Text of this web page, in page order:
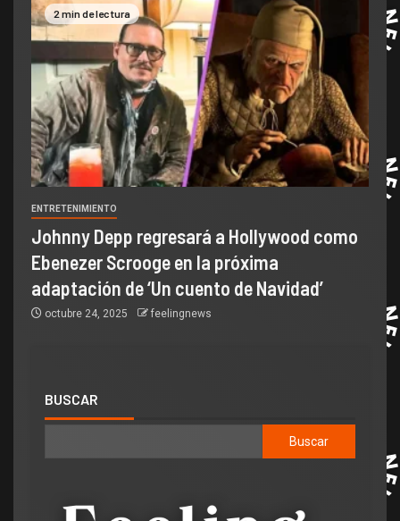
2 min de lectura
ENTRETENIMIENTO
Johnny Depp regresará a Hollywood como
Ebenezer Scrooge en la próxima
adaptación de ‘Un cuento de Navidad’
octubre 24, 2025 feelingnews
BUSCAR
Buscar